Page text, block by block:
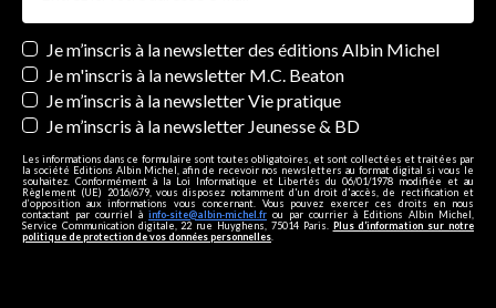
Newsletters
Je m’inscris à la newsletter des éditions Albin Michel
Je m'inscris à la newsletter M.C. Beaton
Je m’inscris à la newsletter Vie pratique
Je m’inscris à la newsletter Jeunesse & BD
Les informations dans ce formulaire sont toutes obligatoires, et sont collectées et traitées par
la société Editions Albin Michel, afin de recevoir nos newsletters au format digital si vous le
souhaitez. Conformément à la Loi Informatique et Libertés du 06/01/1978 modifiée et au
Règlement (UE) 2016/679, vous disposez notamment d'un droit d'accès, de rectification et
d’opposition aux informations vous concernant. Vous pouvez exercer ces droits en nous
contactant par courriel à info-site@albin-michel.fr ou par courrier à Editions Albin Michel,
Service Communication digitale, 22 rue Huyghens, 75014 Paris. Plus d’information sur notre
politique de protection de vos données personnelles